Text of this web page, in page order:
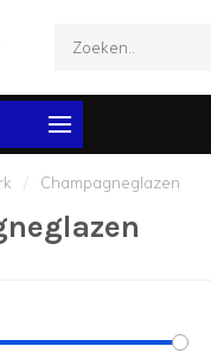
/ Champagneglazen